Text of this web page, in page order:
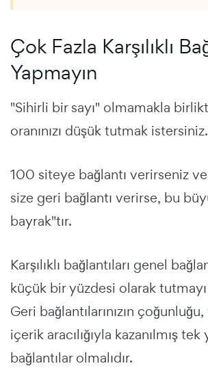
Çok Fazla Karşılıklı
Yapmayın
"Sihirli bir sayı" olmamakla
oranınızı düşük tutmak istersiniz.
100 siteye bağlantı verirseniz
size geri bağlantı verirse, bu
bayrak"tır.
Karşılıklı bağlantıları genel
küçük bir yüzdesi olarak
Geri bağlantılarınızın
içerik aracılığıyla kazanılmış tek
bağlantılar olmalıdır.